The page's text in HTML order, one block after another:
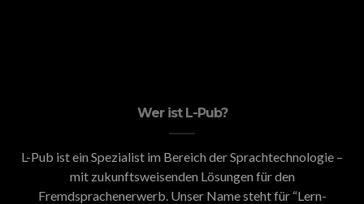
Wer ist L-Pub?
L-Pub ist ein Spezialist im Bereich der Sprachtechnologie –
mit zukunftsweisenden Lösungen für den
Fremdsprachenerwerb. Unser Name steht für “Lern-